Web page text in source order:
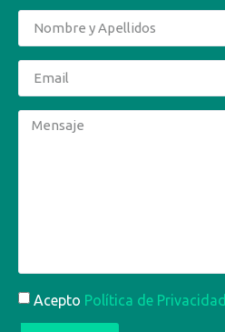
Acepto Política de Privacidad